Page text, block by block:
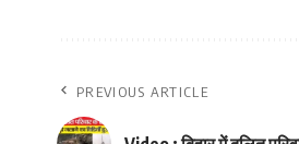
PREVIOUS ARTICLE